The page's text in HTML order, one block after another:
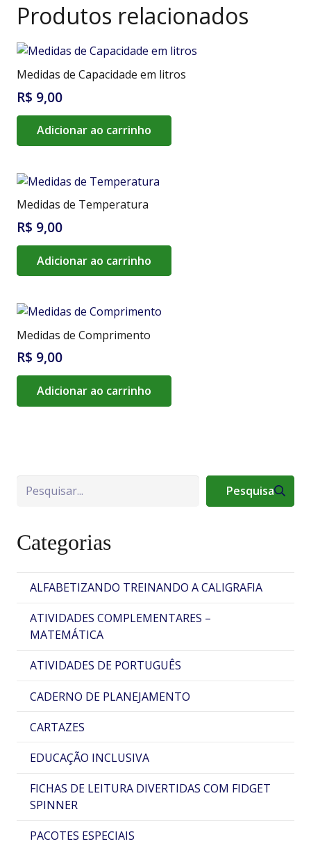
Produtos relacionados
Medidas de Capacidade em litros
R$ 9,00
Adicionar ao carrinho
Medidas de Temperatura
R$ 9,00
Adicionar ao carrinho
Medidas de Comprimento
R$ 9,00
Adicionar ao carrinho
Pesquisa Pesquisa
Categorias
ALFABETIZANDO TREINANDO A CALIGRAFIA
ATIVIDADES COMPLEMENTARES –
MATEMÁTICA
ATIVIDADES DE PORTUGUÊS
CADERNO DE PLANEJAMENTO
CARTAZES
EDUCAÇÃO INCLUSIVA
FICHAS DE LEITURA DIVERTIDAS COM FIDGET
SPINNER
PACOTES ESPECIAIS